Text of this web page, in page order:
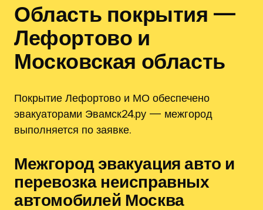
Область покрытия —
Лефортово и
Московская область
Покрытие Лефортово и МО обеспечено
эвакуаторами Эвамск24.ру — межгород
выполняется по заявке.
Межгород эвакуация авто и
перевозка неисправных
автомобилей Москва